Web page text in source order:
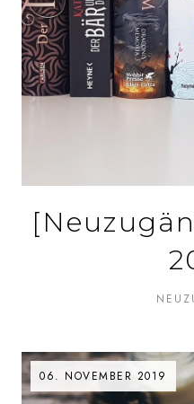
06. NOVEMBER 2019